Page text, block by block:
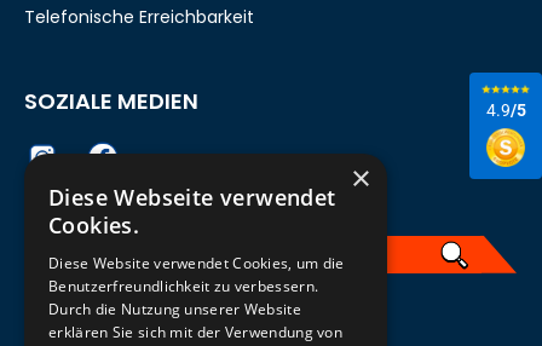
4.9/5
Telefonische Erreichbarkeit
SOZIALE MEDIEN
German
×
Diese Webseite verwendet
Cookies.
Diese Website verwendet Cookies, um die
Benutzerfreundlichkeit zu verbessern.
Durch die Nutzung unserer Website
erklären Sie sich mit der Verwendung von